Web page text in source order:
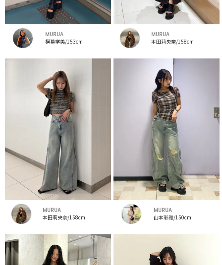
MURUA
横幕学美/153cm
MURUA
本田莉央奈/158cm
MURUA
本田莉央奈/158cm
MURUA
山本彩雅/150cm